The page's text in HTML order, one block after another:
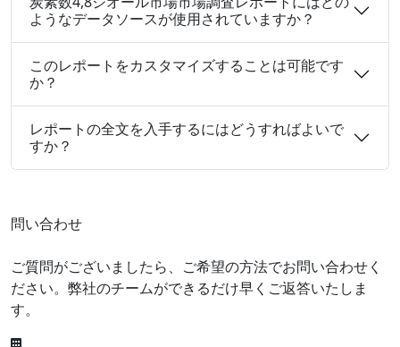
ようなデータソースが使用されていますか？
このレポートをカスタマイズすることは可能です
か？
レポートの全文を入手するにはどうすればよいで
すか？
問い合わせ
ご質問がございましたら、ご希望の方法でお問い合わせく
ださい。弊社のチームができるだけ早くご返答いたしま
す。